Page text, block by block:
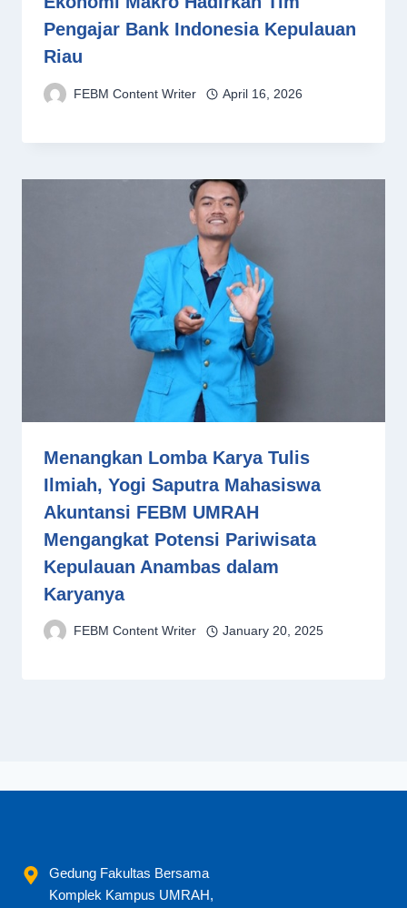
Pengajar Bank Indonesia Kepulauan
Riau
FEBM Content Writer April 16, 2026
Menangkan Lomba Karya Tulis
Ilmiah, Yogi Saputra Mahasiswa
Akuntansi FEBM UMRAH
Mengangkat Potensi Pariwisata
Kepulauan Anambas dalam
Karyanya
FEBM Content Writer January 20, 2025
Gedung Fakultas Bersama
Komplek Kampus UMRAH,